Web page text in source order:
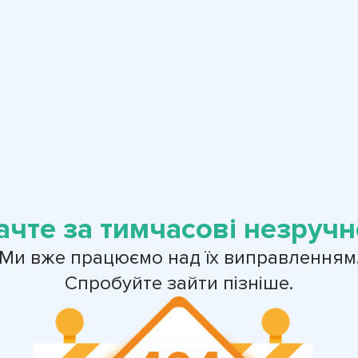
за тимчасові
вже працюємо над їх
Спробуйте зайти пізніше.